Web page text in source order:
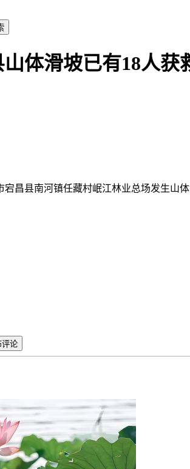
体滑坡已有18人获
县南河镇任藏村岷江林业总场发生山体
评论